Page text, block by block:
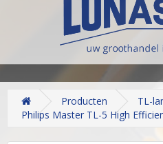
Producten
TL-
Philips Master TL-5 High